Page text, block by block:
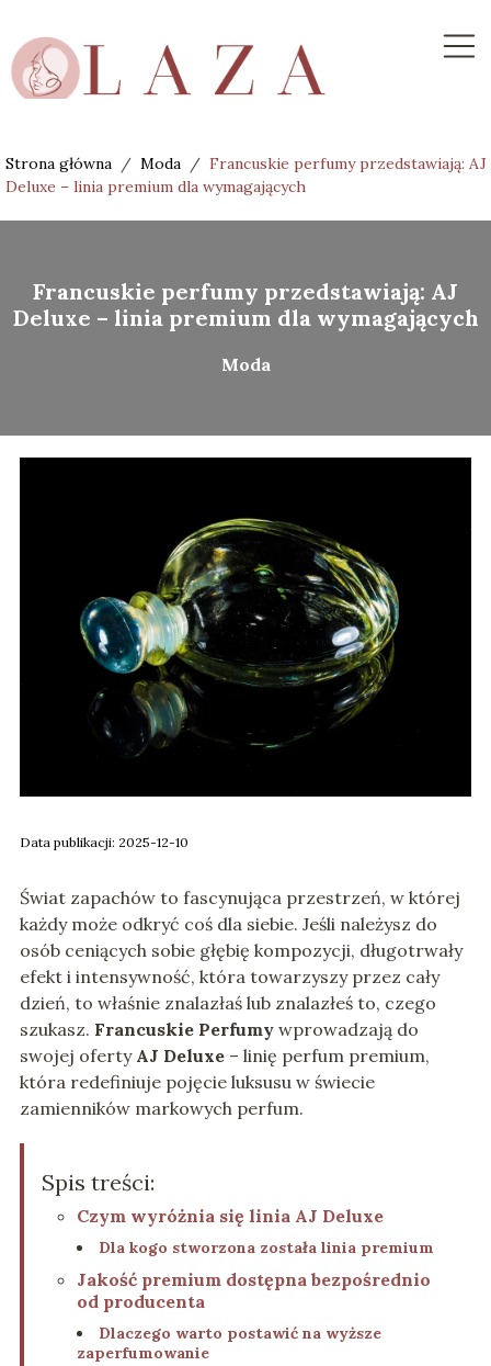
Strona główna / Moda / Francuskie perfumy przedstawiają: AJ
Deluxe – linia premium dla wymagających
Francuskie perfumy przedstawiają: AJ
Deluxe – linia premium dla wymagających
Moda
Data publikacji: 2025-12-10
Świat zapachów to fascynująca przestrzeń, w której
każdy może odkryć coś dla siebie. Jeśli należysz do
osób ceniących sobie głębię kompozycji, długotrwały
efekt i intensywność, która towarzyszy przez cały
dzień, to właśnie znalazłaś lub znalazłeś to, czego
szukasz. Francuskie Perfumywprowadzają do
swojej oferty AJ Deluxe– linię perfum premium,
która redefiniuje pojęcie luksusu w świecie
zamienników markowych perfum.
Spis treści:
Czym wyróżnia się linia AJ Deluxe
Dla kogo stworzona została linia premium
Jakość premium dostępna bezpośrednio
od producenta
Dlaczego warto postawić na wyższe
zaperfumowanie